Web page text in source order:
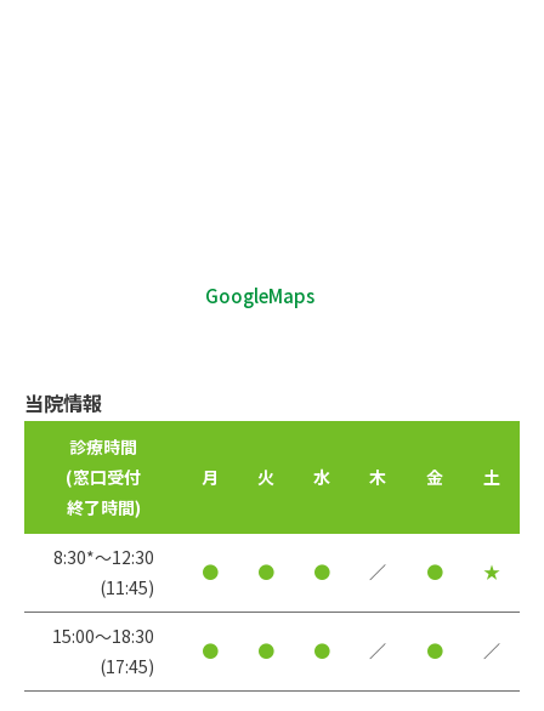
GoogleMaps
当院情報
診療時間
(窓口受付
終了時間)
月 火 水 木 金 土
8:30*〜12:30
(11:45)
● ● ● ／ ● ★
15:00〜18:30
(17:45)
● ● ● ／ ● ／